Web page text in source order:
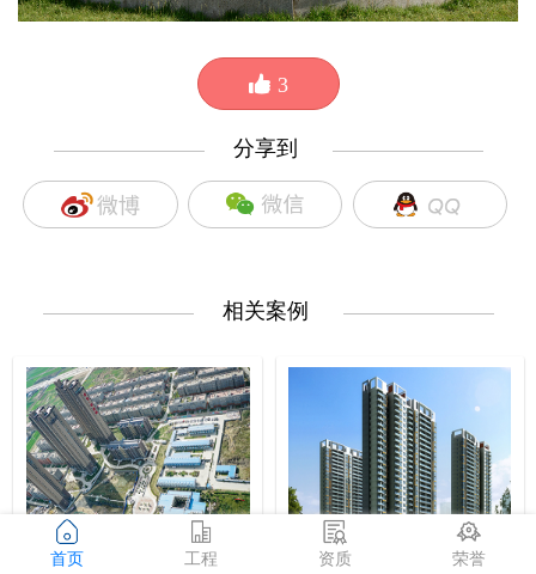
首页 工程 资质 荣誉
3
————————— 分享到 —————————
————————— 相关案例 —————————